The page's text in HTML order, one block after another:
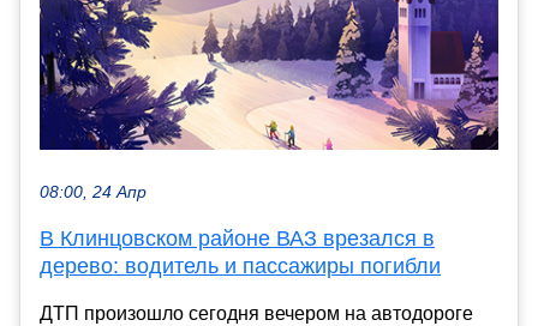
08:00, 24 Апр
В Клинцовском районе ВАЗ врезался в
дерево: водитель и пассажиры погибли
ДТП произошло сегодня вечером на автодороге